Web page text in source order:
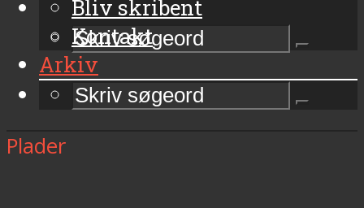
Bliv skribent
Kontakt
Arkiv
Plader